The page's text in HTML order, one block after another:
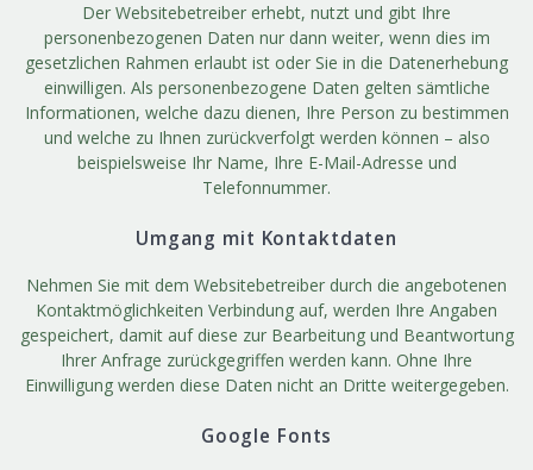
Der Websitebetreiber erhebt, nutzt und gibt Ihre
personenbezogenen Daten nur dann weiter, wenn dies im
gesetzlichen Rahmen erlaubt ist oder Sie in die Datenerhebung
einwilligen. Als personenbezogene Daten gelten sämtliche
Informationen, welche dazu dienen, Ihre Person zu bestimmen
und welche zu Ihnen zurückverfolgt werden können – also
beispielsweise Ihr Name, Ihre E-Mail-Adresse und
Telefonnummer.
Umgang mit Kontaktdaten
Nehmen Sie mit dem Websitebetreiber durch die angebotenen
Kontaktmöglichkeiten Verbindung auf, werden Ihre Angaben
gespeichert, damit auf diese zur Bearbeitung und Beantwortung
Ihrer Anfrage zurückgegriffen werden kann. Ohne Ihre
Einwilligung werden diese Daten nicht an Dritte weitergegeben.
Google Fonts